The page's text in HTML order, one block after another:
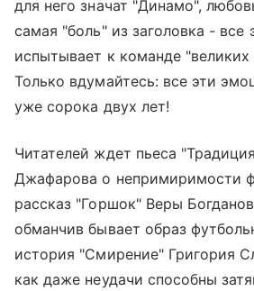
для него значат "Динамо",
самая "боль" из заголовка - все
испытывает к команде "великих
Только вдумайтесь: все эти
уже сорока двух лет!
Читателей ждет пьеса
Джафарова о непримиримости
рассказ "Горшок" Веры
обманчив бывает образ
история "Смирение" Григория
как даже неудачи способны